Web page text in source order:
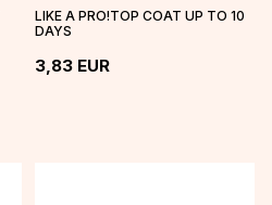
LIKE A PRO!TOP COAT UP TO 10
DAYS
3,83 EUR